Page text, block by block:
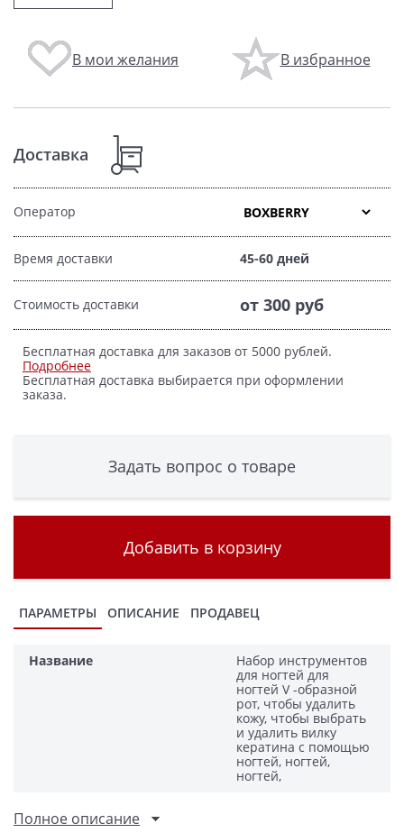
В мои желания В избранное
Доставка
Оператор
Время доставки 45-60 дней
Стоимость доставки от 300 руб
Бесплатная доставка для заказов от 5000 рублей.
Подробнее
Бесплатная доставка выбирается при оформлении
заказа.
Задать вопрос о товаре
Добавить в корзину
ПАРАМЕТРЫ ОПИСАНИЕ ПРОДАВЕЦ
Название
Набор инструментов
для ногтей для
ногтей V -образной
рот, чтобы удалить
кожу, чтобы выбрать
и удалить вилку
кератина с помощью
ногтей, ногтей,
ногтей,
Полное описание